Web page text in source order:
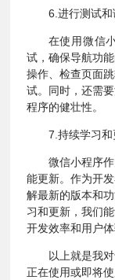
6.进行测试和
在使用微信
试，确保导航功
操作、检查页面
试。同时，还需
程序的健壮性。
7.持续学习和
微信小程序
能更新。作为开
解最新的版本和
习和更新，我们
开发效率和用户体
以上就是我
正在使用或即将